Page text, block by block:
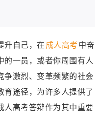
升自己，在成人高考中奋
的一员，或者你周围有人
争激烈、变革频繁的社会
育途径，为许多人提供了
人高考答辩作为其中重要